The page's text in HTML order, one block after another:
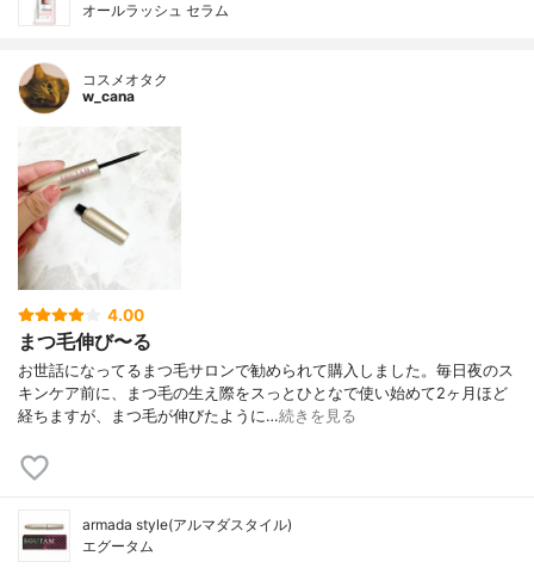
オールラッシュ セラム
コスメオタク
w_cana
4.00
まつ毛伸び〜る
お世話になってるまつ毛サロンで勧められて購入しました。毎日夜のス
キンケア前に、まつ毛の生え際をスっとひとなで使い始めて2ヶ月ほど
経ちますが、まつ毛が伸びたように…続きを見る
armada style(アルマダスタイル)
エグータム